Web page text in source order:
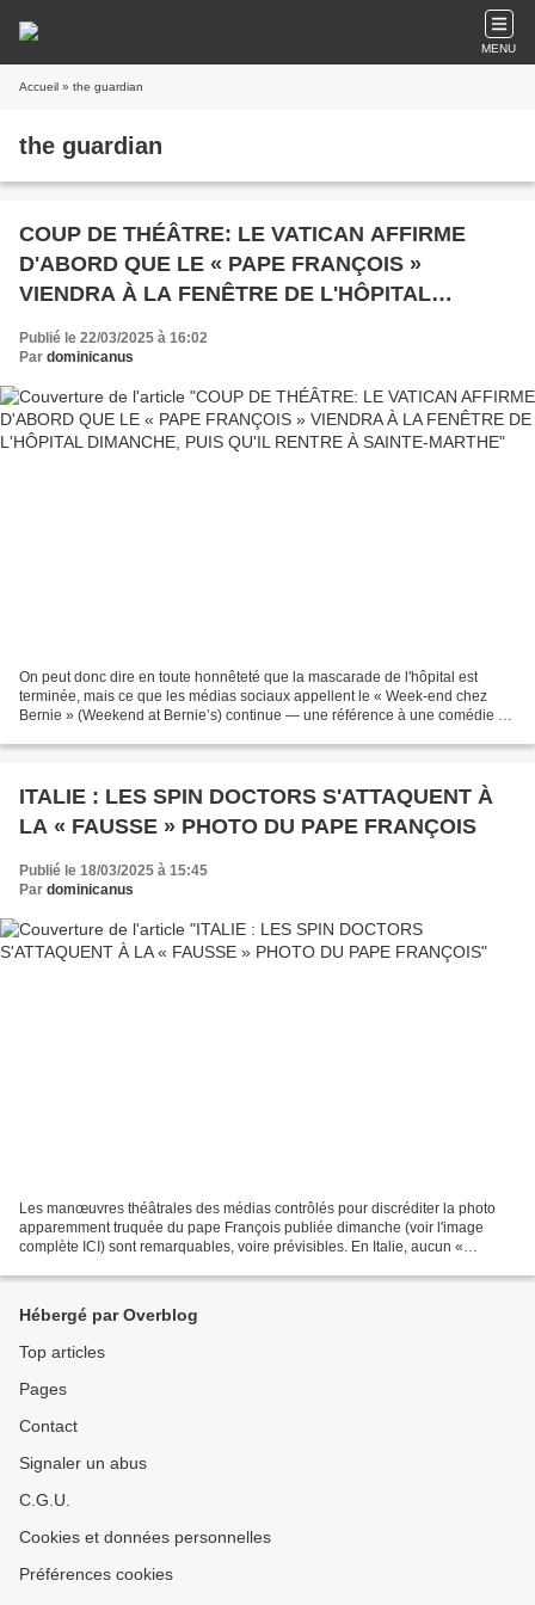
MENU
Accueil » the guardian
the guardian
COUP DE THÉÂTRE: LE VATICAN AFFIRME
D'ABORD QUE LE « PAPE FRANÇOIS »
VIENDRA À LA FENÊTRE DE L'HÔPITAL
DIMANCHE, PUIS QU'IL RENTRE À SAINTE-
MARTHE
Publié le 22/03/2025 à 16:02
Par dominicanus
On peut donc dire en toute honnêteté que la mascarade de l'hôpital est
terminée, mais ce que les médias sociaux appellent le « Week-end chez
Bernie » (Weekend at Bernie’s) continue — une référence à une comédie où
ITALIE : LES SPIN DOCTORS S'ATTAQUENT À
LA « FAUSSE » PHOTO DU PAPE FRANÇOIS
Publié le 18/03/2025 à 15:45
Par dominicanus
Les manœuvres théâtrales des médias contrôlés pour discréditer la photo
apparemment truquée du pape François publiée dimanche (voir l'image
complète ICI) sont remarquables, voire prévisibles. En Italie, aucun «
Hébergé par Overblog
Top articles
Pages
Contact
Signaler un abus
C.G.U.
Cookies et données personnelles
Préférences cookies